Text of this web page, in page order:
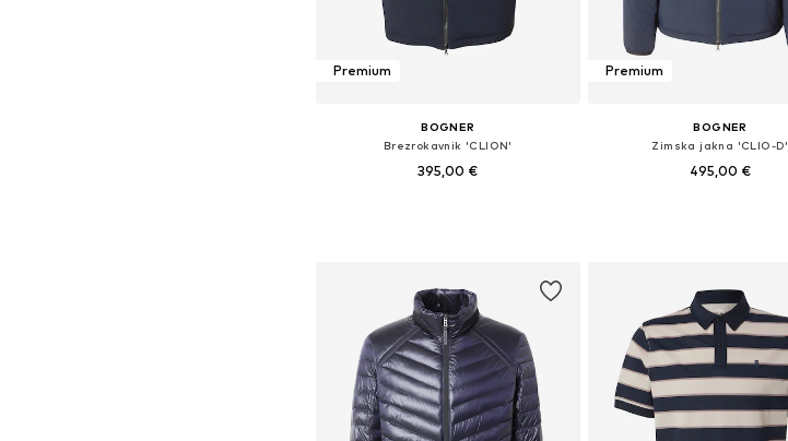
Premium
BOGNER
Brezrokavnik 'CLION'
395,00 €
Premium
BOGNER
Zimska jakna 'CLIO-D'
495,00 €